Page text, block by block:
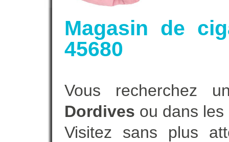
Magasin de
45680
Vous recherchez
Dordives ou dans
Visitez sans plus